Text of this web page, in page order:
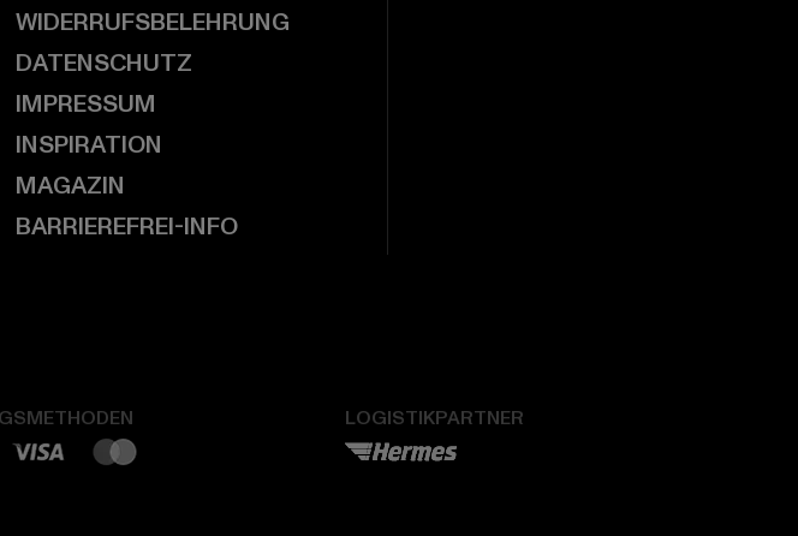
WIDERRUFSBELEHRUNG
DATENSCHUTZ
IMPRESSUM
INSPIRATION
MAGAZIN
BARRIEREFREI-INFO
LOGISTIKPARTNER